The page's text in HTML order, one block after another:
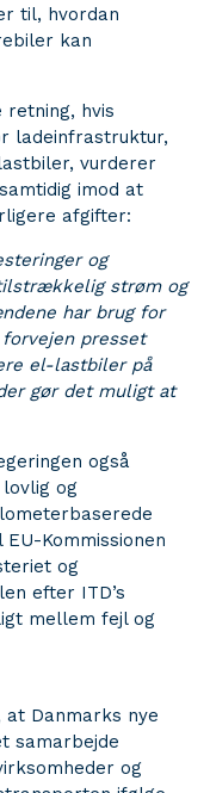
til, hvordan
kan
hvis
ladeinfrastruktur,
vurderer
imod at
afgifter:
og
strøm og
har brug for
presset
el-lastbiler på
gør det muligt at
også
og
Kommissionen
og
efter ITD’s
mellem fejl og
Danmarks nye
samarbejde
og